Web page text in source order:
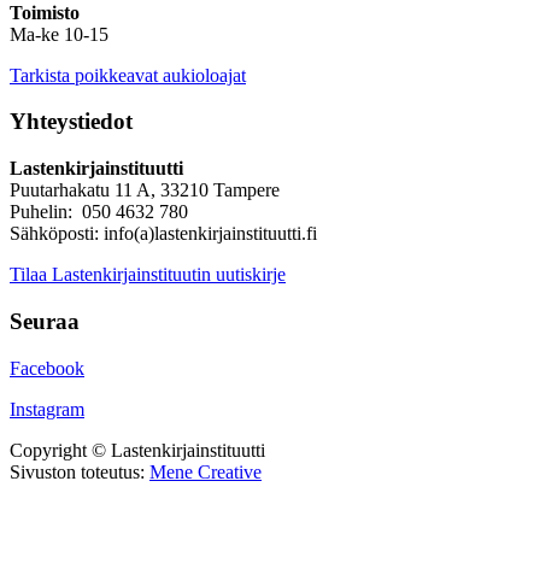
Toimisto
Ma-ke 10-15
Tarkista poikkeavat aukioloajat
Yhteystiedot
Lastenkirjainstituutti
Puutarhakatu 11 A, 33210 Tampere
Puhelin: 050 4632 780
Sähköposti: info(a)lastenkirjainstituutti.fi
Tilaa Lastenkirjainstituutin uutiskirje
Seuraa
Facebook
Instagram
Copyright © Lastenkirjainstituutti
Sivuston toteutus: Mene Creative